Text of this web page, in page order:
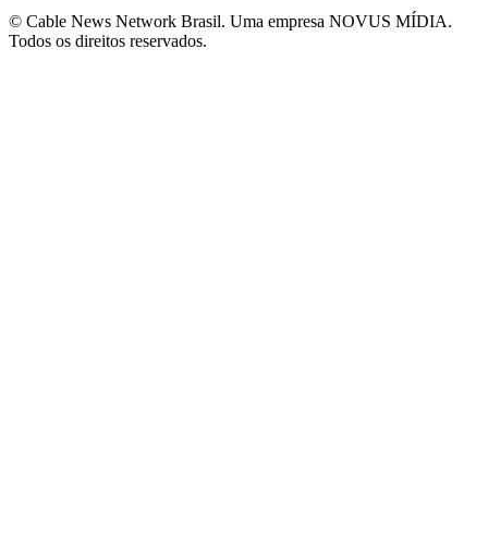
© Cable News Network Brasil. Uma empresa NOVUS MÍDIA.
Todos os direitos reservados.